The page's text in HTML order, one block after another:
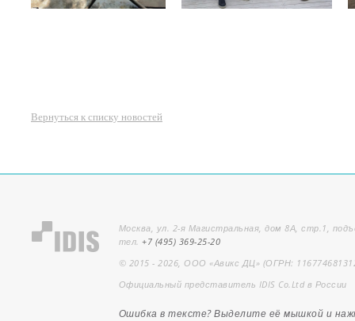
Вернуться к списку новостей
Москва, ул. 2-я Магистральная, дом 8А, стр.1,
тел.+7 (495) 369-25-20
© 2015 - 2026, ООО «Авикс ДЦ» (ОГРН:
Официальный представитель IDIS Co.Ltd в России
Ошибка в тексте? Выделите её мышкой и